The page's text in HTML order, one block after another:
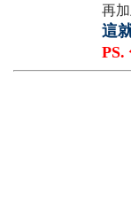
再
這
PS.